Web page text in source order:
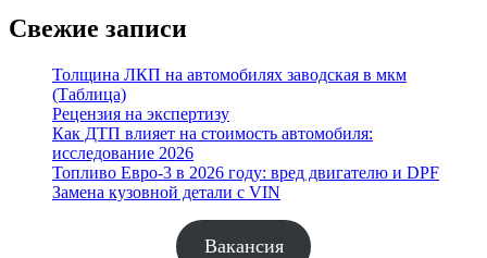
Свежие записи
Толщина ЛКП на автомобилях заводская в мкм
(Таблица)
Рецензия на экспертизу
Как ДТП влияет на стоимость автомобиля:
исследование 2026
Топливо Евро-3 в 2026 году: вред двигателю и DPF
Замена кузовной детали с VIN
Вакансия